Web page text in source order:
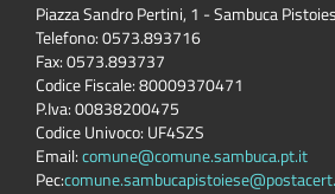
Piazza Sandro Pertini, 1 - Sambuca
Telefono: 0573.893716
Fax: 0573.893737
Codice Fiscale: 80009370471
P.Iva: 00838200475
Codice Univoco: UF4SZS
Email:comune@comune.sambuca.pt.it
Pec: